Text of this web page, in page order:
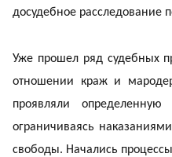
досудебное расследование
Уже прошел ряд судебных
отношении краж и
проявляли
ограничиваясь
свободы. Начались